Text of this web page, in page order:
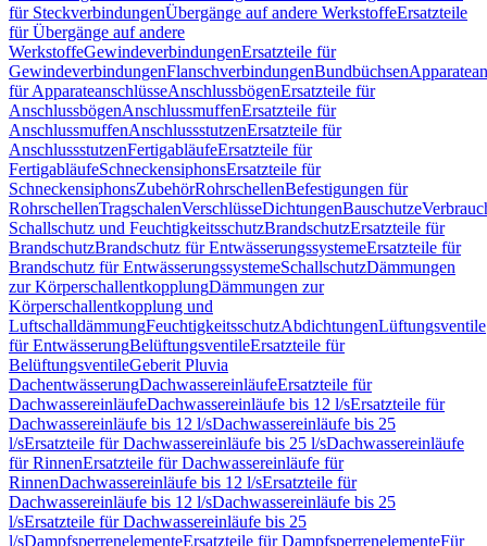
für SteckverbindungenÜbergänge auf andere WerkstoffeErsatzteile
für Übergänge auf andere
WerkstoffeGewindeverbindungenErsatzteile für
GewindeverbindungenFlanschverbindungenBundbüchsen
für ApparateanschlüsseAnschlussbögenErsatzteile für
AnschlussbögenAnschlussmuffenErsatzteile für
AnschlussmuffenAnschlussstutzenErsatzteile für
AnschlussstutzenFertigabläufeErsatzteile für
FertigabläufeSchneckensiphonsErsatzteile für
SchneckensiphonsZubehörRohrschellenBefestigungen für
RohrschellenTragschalenVerschlüsseDichtungenBauschutze
Schallschutz und FeuchtigkeitsschutzBrandschutzErsatzteile für
BrandschutzBrandschutz für EntwässerungssystemeErsatzteile für
Brandschutz für EntwässerungssystemeSchallschutzDämmungen
zur KörperschallentkopplungDämmungen zur
Körperschallentkopplung und
LuftschalldämmungFeuchtigkeitsschutzAbdichtungenLüftungsventile
für EntwässerungBelüftungsventileErsatzteile für
BelüftungsventileGeberit Pluvia
DachentwässerungDachwassereinläufeErsatzteile für
DachwassereinläufeDachwassereinläufe bis 12 l/sErsatzteile für
Dachwassereinläufe bis 12 l/sDachwassereinläufe bis 25
l/sErsatzteile für Dachwassereinläufe bis 25 l/sDachwassereinläufe
für RinnenErsatzteile für Dachwassereinläufe für
RinnenDachwassereinläufe bis 12 l/sErsatzteile für
Dachwassereinläufe bis 12 l/sDachwassereinläufe bis 25
l/sErsatzteile für Dachwassereinläufe bis 25
l/sDampfsperrenelementeErsatzteile für DampfsperrenelementeFür